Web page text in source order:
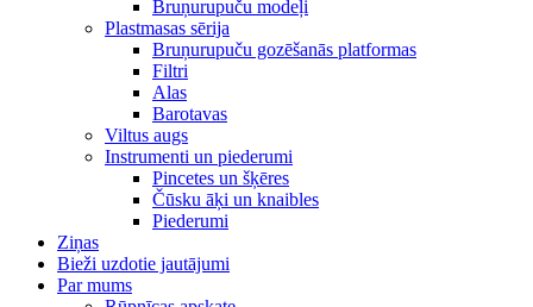
Bruņurupuču modeļi
Plastmasas sērija
Bruņurupuču gozēšanās platformas
Filtri
Alas
Barotavas
Viltus augs
Instrumenti un piederumi
Pincetes un šķēres
Čūsku āķi un knaibles
Piederumi
Ziņas
Bieži uzdotie jautājumi
Par mums